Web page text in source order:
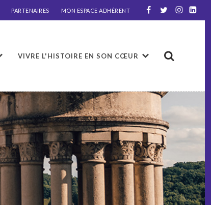
PARTENAIRES MON ESPACE ADHÉRENT
VIVRE L'HISTOIRE EN SON CŒUR